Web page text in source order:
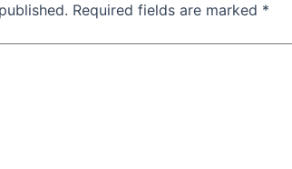
Required fields are marked *